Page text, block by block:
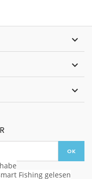



Fishing gelesen